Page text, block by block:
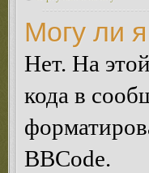
Могу ли
Нет. На
кода в
BBCode.